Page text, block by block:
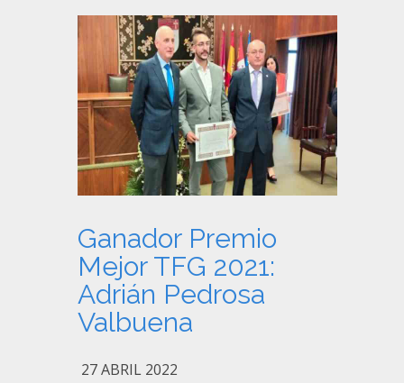
Ganador Premio
Mejor TFG 2021:
Adrián Pedrosa
Valbuena
27 ABRIL 2022